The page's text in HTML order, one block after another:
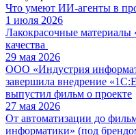
Что умеют ИИ-агенты в
1 июля 2026
Лакокрасочные материалы
качества
29 мая 2026
ООО «Индустрия
завершила внедрение
выпустил фильм о проекте
27 мая 2026
От автоматизации до
информатики» (под